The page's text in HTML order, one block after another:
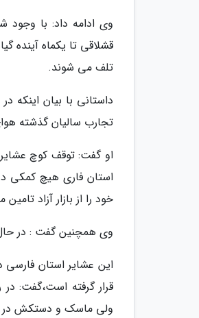
وی ادامه داد: با وجود
قشلاقی تا یکماه
تلف می شوند.
داستانی با بیان
تجارب سالیان گذشته
او گفت: توقف کوچ عشایر
استان فاری هیچ کمکی
خود را از بازار آزاد
وی همچنین گفت : در حال حاضر علوفه به
این عشایر استان
قرار گرفته است،گفت:
ولی ماسک و دستکش در